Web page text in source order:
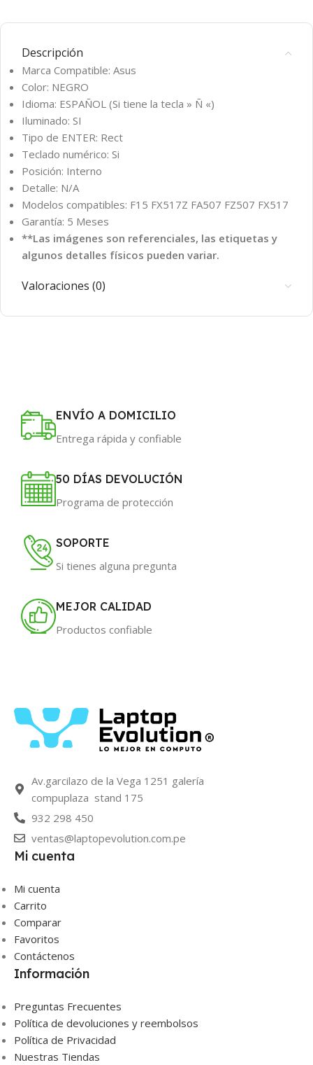
Descripción
Marca Compatible: Asus
Color: NEGRO
Idioma: ESPAÑOL (Si tiene la tecla » Ñ «)
Iluminado: SI
Tipo de ENTER: Rect
Teclado numérico: Si
Posición: Interno
Detalle: N/A
Modelos compatibles: F15 FX517Z FA507 FZ507 FX517
Garantía: 5 Meses
**Las imágenes son referenciales, las etiquetas y
algunos detalles físicos pueden variar.
Valoraciones (0)
ENVÍO A DOMICILIO
Entrega rápida y confiable
50 DÍAS DEVOLUCIÓN
Programa de protección
SOPORTE
Si tienes alguna pregunta
MEJOR CALIDAD
Productos confiable
Av.garcilazo de la Vega 1251 galería
compuplaza stand 175
932 298 450
ventas@laptopevolution.com.pe
Mi cuenta
Mi cuenta
Carrito
Comparar
Favoritos
Contáctenos
Información
Preguntas Frecuentes
Política de devoluciones y reembolsos
Política de Privacidad
Nuestras Tiendas